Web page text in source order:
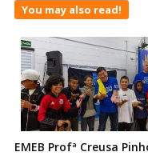
You may also read!
EMEB Profª Creusa